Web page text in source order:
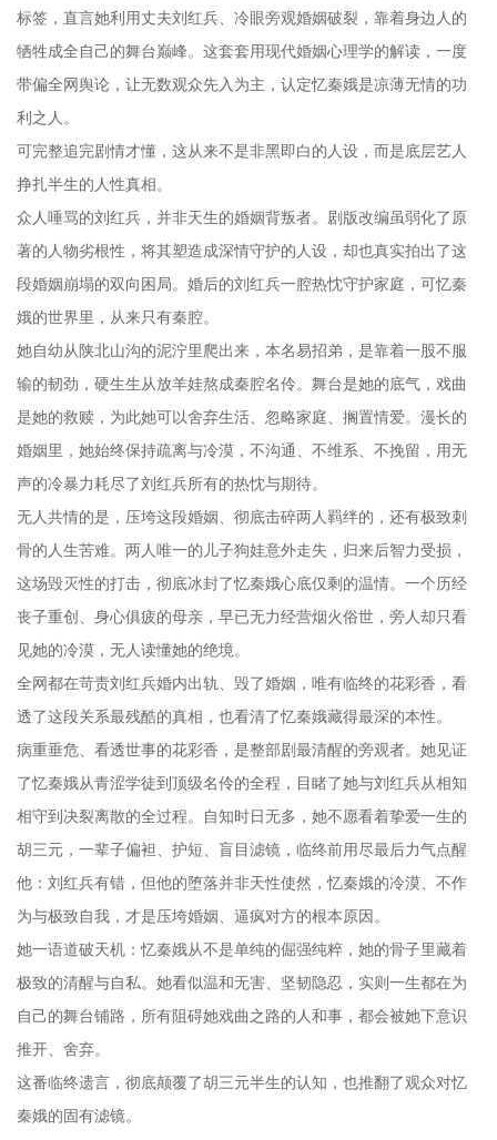
标签，直言她利用丈夫刘红兵、冷眼旁观婚姻破裂，靠着身边人的
牺牲成全自己的舞台巅峰。这套套用现代婚姻心理学的解读，一度
带偏全网舆论，让无数观众先入为主，认定忆秦娥是凉薄无情的功
利之人。
可完整追完剧情才懂，这从来不是非黑即白的人设，而是底层艺人
挣扎半生的人性真相。
众人唾骂的刘红兵，并非天生的婚姻背叛者。剧版改编虽弱化了原
著的人物劣根性，将其塑造成深情守护的人设，却也真实拍出了这
段婚姻崩塌的双向困局。婚后的刘红兵一腔热忱守护家庭，可忆秦
娥的世界里，从来只有秦腔。
她自幼从陕北山沟的泥泞里爬出来，本名易招弟，是靠着一股不服
输的韧劲，硬生生从放羊娃熬成秦腔名伶。舞台是她的底气，戏曲
是她的救赎，为此她可以舍弃生活、忽略家庭、搁置情爱。漫长的
婚姻里，她始终保持疏离与冷漠，不沟通、不维系、不挽留，用无
声的冷暴力耗尽了刘红兵所有的热忱与期待。
无人共情的是，压垮这段婚姻、彻底击碎两人羁绊的，还有极致刺
骨的人生苦难。两人唯一的儿子狗娃意外走失，归来后智力受损，
这场毁灭性的打击，彻底冰封了忆秦娥心底仅剩的温情。一个历经
丧子重创、身心俱疲的母亲，早已无力经营烟火俗世，旁人却只看
见她的冷漠，无人读懂她的绝境。
全网都在苛责刘红兵婚内出轨、毁了婚姻，唯有临终的花彩香，看
透了这段关系最残酷的真相，也看清了忆秦娥藏得最深的本性。
病重垂危、看透世事的花彩香，是整部剧最清醒的旁观者。她见证
了忆秦娥从青涩学徒到顶级名伶的全程，目睹了她与刘红兵从相知
相守到决裂离散的全过程。自知时日无多，她不愿看着挚爱一生的
胡三元，一辈子偏袒、护短、盲目滤镜，临终前用尽最后力气点醒
他：刘红兵有错，但他的堕落并非天性使然，忆秦娥的冷漠、不作
为与极致自我，才是压垮婚姻、逼疯对方的根本原因。
她一语道破天机：忆秦娥从不是单纯的倔强纯粹，她的骨子里藏着
极致的清醒与自私。她看似温和无害、坚韧隐忍，实则一生都在为
自己的舞台铺路，所有阻碍她戏曲之路的人和事，都会被她下意识
推开、舍弃。
这番临终遗言，彻底颠覆了胡三元半生的认知，也推翻了观众对忆
秦娥的固有滤镜。